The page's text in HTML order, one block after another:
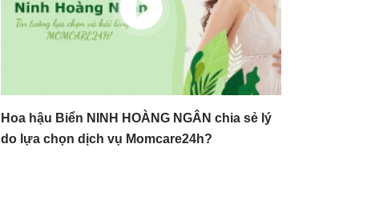
Hoa hậu Biển NINH HOÀNG NGÂN chia sẻ lý
do lựa chọn dịch vụ Momcare24h?